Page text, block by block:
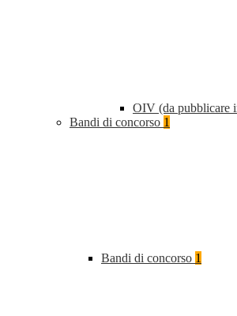
OIV (da pubblicare
Bandi di concorso 1
Bandi di concorso 1